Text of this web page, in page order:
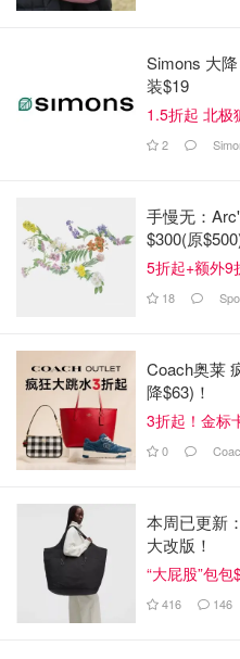
着，钢铁、铝、汽车行业受
新政府头等大事是跟美国
伙伴和盟友的合作。”周二
讲里，Carney也提了这点。
加拿大人投票要大刀阔斧的
家，要团结。”“我们的计划
会带来更多成功！”
Carney还引用Aristotle，承
的9%降到每年2%，确保社
“考虑”Bloc Québécois周四
案，保护Canada的“供应管理
Conservative党无座领袖
没定的补选，没法直接回
Lantsman却火力全开，批
4870亿加币联邦预算（虽
Trudeau最后一年多花8%，
Simons 大
装$19
1.5折起 北极
2
手慢无：
$300(原
5折起+额外9
18
Coach奥莱
降$63)！
3折起！金标
0
本周已更新
大改版！
“大屁股”包包
416 146